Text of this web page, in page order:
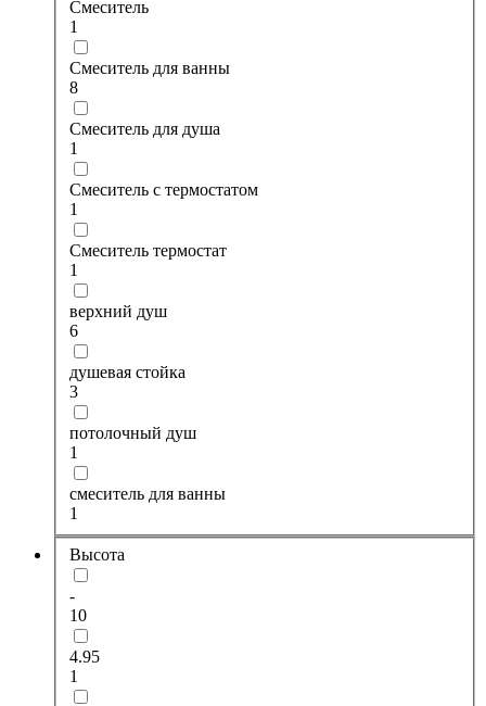
Смеситель
1
Смеситель для ванны
8
Смеситель для душа
1
Смеситель с термостатом
1
Смеситель термостат
1
верхний душ
6
душевая стойка
3
потолочный душ
1
смеситель для ванны
1
Высота
-
10
4.95
1